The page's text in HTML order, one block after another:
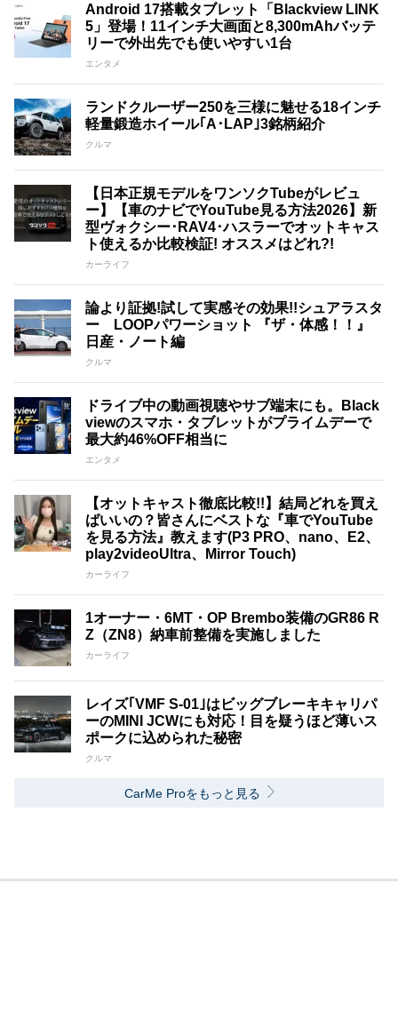
Android 17搭載タブレット「Blackview LINK
5」登場！11インチ大画面と8,300mAhバッテ
リーで外出先でも使いやすい1台
エンタメ
ランドクルーザー250を三様に魅せる18インチ
軽量鍛造ホイール｢A･LAP｣3銘柄紹介
クルマ
【日本正規モデルをワンソクTubeがレビュ
ー】【車のナビでYouTube見る方法2026】新
型ヴォクシー･RAV4･ハスラーでオットキャス
ト使えるか比較検証! オススメはどれ?!
カーライフ
論より証拠!試して実感その効果!!シュアラスタ
ー LOOPパワーショット 『ザ・体感！！』
日産・ノート編
クルマ
ドライブ中の動画視聴やサブ端末にも。Black
viewのスマホ・タブレットがプライムデーで
最大約46%OFF相当に
エンタメ
【オットキャスト徹底比較!!】結局どれを買え
ばいいの？皆さんにベストな『車でYouTube
を見る方法』教えます(P3 PRO、nano、E2、
play2videoUltra、Mirror Touch)
カーライフ
1オーナー・6MT・OP Brembo装備のGR86 R
Z（ZN8）納車前整備を実施しました
カーライフ
レイズ｢VMF S-01｣はビッグブレーキキャリパ
ーのMINI JCWにも対応！目を疑うほど薄いス
ポークに込められた秘密
クルマ
CarMe Proをもっと見る